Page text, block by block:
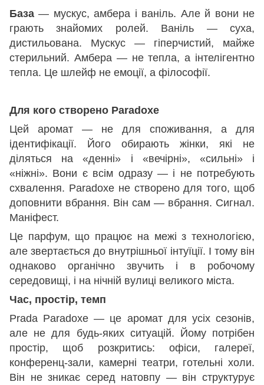
База — мускус, амбера і ваніль. Але й вони не
грають знайомих ролей. Ваніль — суха,
дистильована. Мускус — гіперчистий, майже
стерильний. Амбера — не тепла, а інтелігентно
тепла. Це шлейф не емоції, а філософії.
Для кого створено Paradoxe
Цей аромат — не для споживання, а для
ідентифікації. Його обирають жінки, які не
діляться на «денні» і «вечірні», «сильні» і
«ніжні». Вони є всім одразу — і не потребують
схвалення. Paradoxe не створено для того, щоб
доповнити вбрання. Він сам — вбрання. Сигнал.
Маніфест.
Це парфум, що працює на межі з технологією,
але звертається до внутрішньої інтуїції. І тому він
однаково органічно звучить і в робочому
середовищі, і на нічній вулиці великого міста.
Час, простір, темп
Prada Paradoxe — це аромат для усіх сезонів,
але не для будь-яких ситуацій. Йому потрібен
простір, щоб розкритись: офіси, галереї,
конференц-зали, камерні театри, готельні холи.
Він не зникає серед натовпу — він структурує